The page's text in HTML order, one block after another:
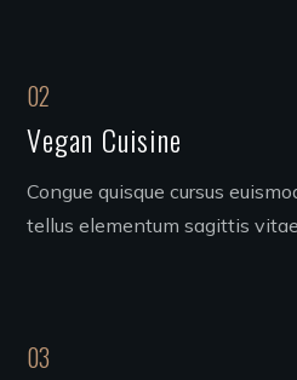
02
Vegan Cuisine
Congue quisque cursus
tellus elementum sagittis
03